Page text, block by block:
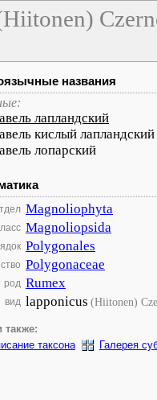
названия
лапландский
кислый лапландский
лопарский
Magnoliophyta
Magnoliopsida
Polygonales
Polygonaceae
род Rumex
вид lapponicus (Hiitonen)
также:
таксона
Галерея